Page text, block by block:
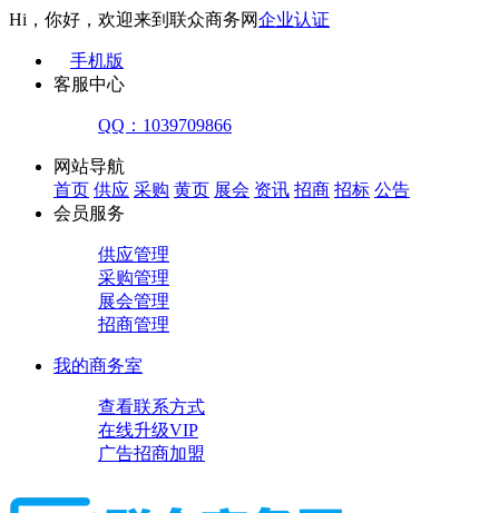
Hi，你好，欢迎来到联众商务网企业认证
手机版
客服中心
QQ：1039709866
网站导航
首页 供应 采购 黄页 展会 资讯 招商 招标 公告
会员服务
供应管理
采购管理
展会管理
招商管理
我的商务室
查看联系方式
在线升级VIP
广告招商加盟